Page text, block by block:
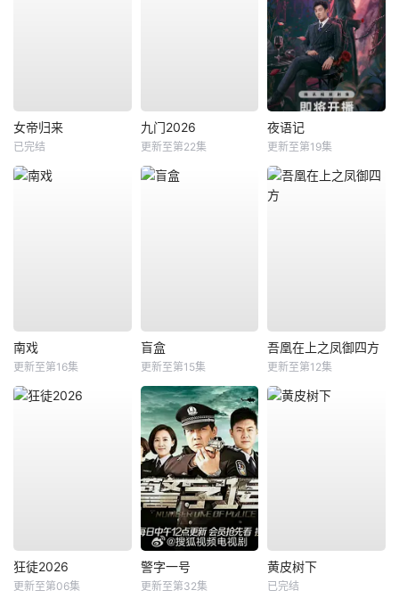
女帝归来
已完结
九门2026
更新至第22集
夜语记
更新至第19集
南戏
更新至第16集
盲盒
更新至第15集
吾凰在上之凤御四方
更新至第12集
狂徒2026
更新至第06集
警字一号
更新至第32集
黄皮树下
已完结